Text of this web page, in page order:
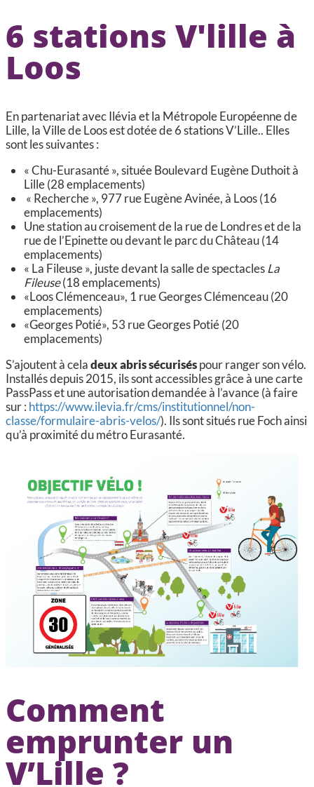
6 stations V'lille à
Loos
En partenariat avec Ilévia et la Métropole Européenne de
Lille, la Ville de Loos est dotée de 6 stations V’Lille.. Elles
sont les suivantes :
« Chu-Eurasanté », située Boulevard Eugène Duthoit à
Lille (28 emplacements)
« Recherche », 977 rue Eugène Avinée, à Loos (16
emplacements)
Une station au croisement de la rue de Londres et de la
rue de l’Epinette ou devant le parc du Château (14
emplacements)
« La Fileuse », juste devant la salle de spectaclesLa
Fileuse(18 emplacements)
«Loos Clémenceau», 1 rue Georges Clémenceau (20
emplacements)
«Georges Potié», 53 rue Georges Potié (20
emplacements)
S’ajoutent à celadeux abris sécuriséspour ranger son vélo.
Installés depuis 2015, ils sont accessibles grâce à une carte
PassPass et une autorisation demandée à l’avance (à faire
sur : https://www.ilevia.fr/cms/institutionnel/non-
classe/formulaire-abris-velos/). Ils sont situés rue Foch ainsi
qu’à proximité du métro Eurasanté.
Comment
emprunter un
V’Lille ?